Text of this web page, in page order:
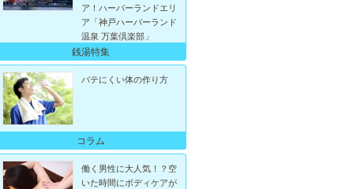
ア！ハーバーランドエリ
ア「神戸ハーバーランド
温泉 万葉倶楽部」
銭湯特集
バテにくい体の作り方
コラム
働く男性に大人気！？空
いた時間にボディケアが